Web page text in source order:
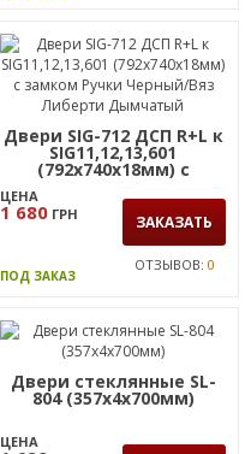
Двери SIG-712 ДСП R+L к
SIG11,12,13,601
замком Ручки Черный/
Вяз Либерти Дымчатый
ЦЕНА
ЗАКАЗАТЬ
Двери стеклянные SL-